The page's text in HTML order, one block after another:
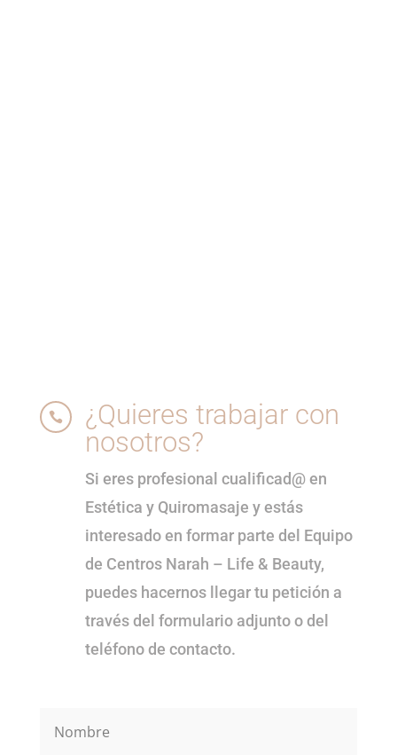

¿Quieres trabajar con
nosotros?
Si eres profesional cualificad@ en
Estética y Quiromasaje y estás
interesado en formar parte del Equipo
de Centros Narah – Life & Beauty,
puedes hacernos llegar tu petición a
través del formulario adjunto o del
teléfono de contacto.